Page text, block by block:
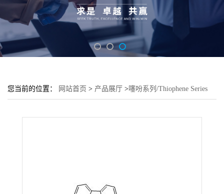
您当前的位置： 网站首页 > 产品展厅 >噻吩系列/Thiophene Series